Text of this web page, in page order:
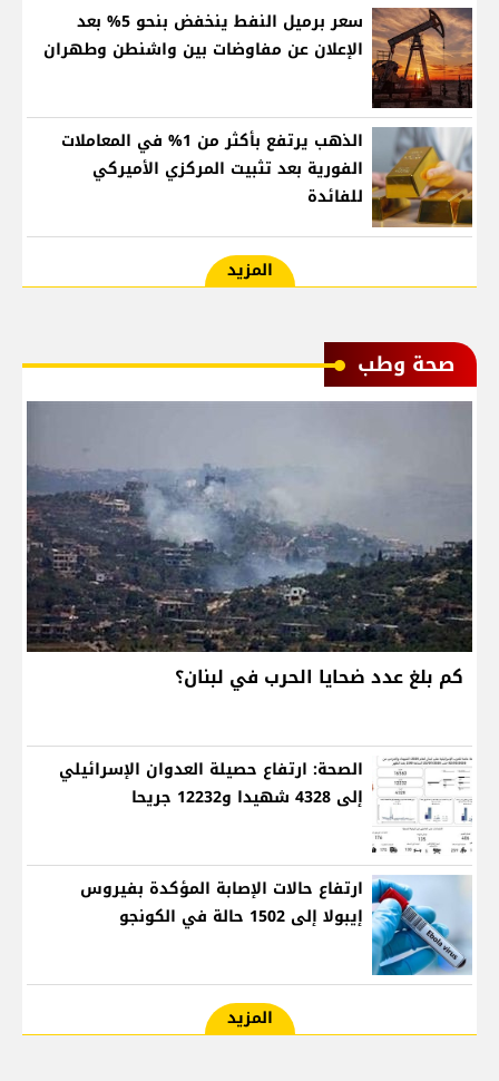
سعر برميل النفط ينخفض بنحو 5% بعد
الإعلان عن مفاوضات بين واشنطن وطهران
الذهب يرتفع بأكثر من 1% في المعاملات
الفورية بعد تثبيت المركزي الأميركي
للفائدة
المزيد
صحة وطب
كم بلغ عدد ضحايا الحرب في لبنان؟
الصحة: ارتفاع حصيلة العدوان الإسرائيلي
إلى 4328 شهيدا و12232 جريحا
ارتفاع حالات الإصابة المؤكدة بفيروس
إيبولا إلى 1502 حالة في الكونجو
المزيد